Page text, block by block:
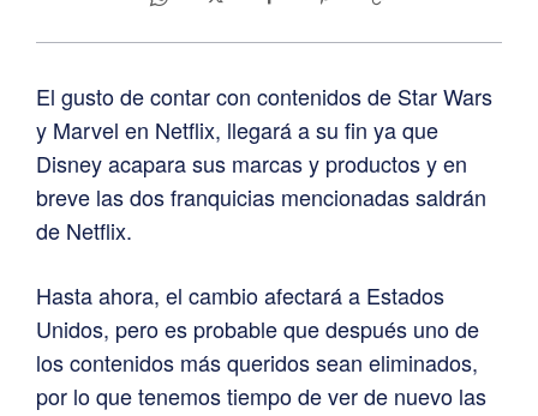
El gusto de contar con contenidos de Star Wars
y Marvel en Netflix, llegará a su fin ya que
Disney acapara sus marcas y productos y en
breve las dos franquicias mencionadas saldrán
de Netflix.
Hasta ahora, el cambio afectará a Estados
Unidos, pero es probable que después uno de
los contenidos más queridos sean eliminados,
por lo que tenemos tiempo de ver de nuevo las